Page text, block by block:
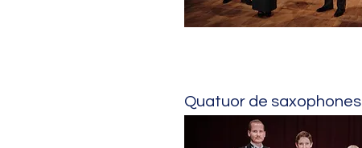
Quatuor de saxophones